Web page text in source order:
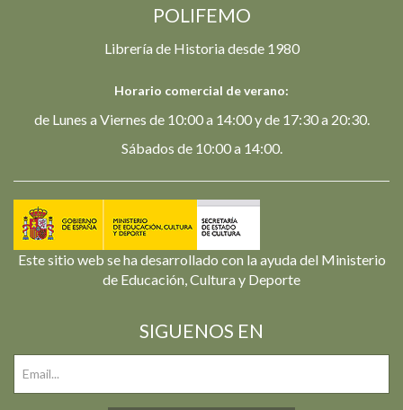
POLIFEMO
Librería de Historia desde 1980
Horario comercial de verano:
de Lunes a Viernes de 10:00 a 14:00 y de 17:30 a 20:30.
Sábados de 10:00 a 14:00.
Este sitio web se ha desarrollado con la ayuda del Ministerio
de Educación, Cultura y Deporte
SIGUENOS EN